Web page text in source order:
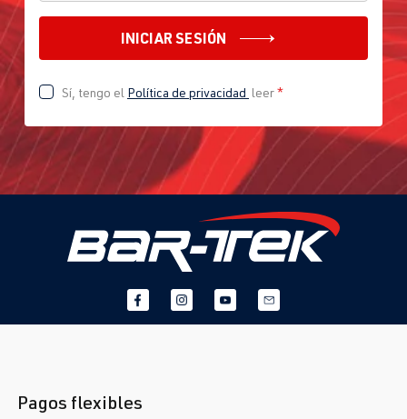
INICIAR SESIÓN
Sí, tengo el Política de privacidad leer*
Pagos flexibles